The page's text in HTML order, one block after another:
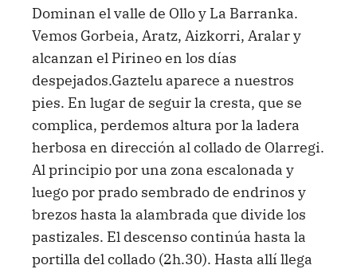
Dominan el valle de Ollo y La Barranka.
Vemos Gorbeia, Aratz, Aizkorri, Aralar y
alcanzan el Pirineo en los días
despejados.Gaztelu aparece a nuestros
pies. En lugar de seguir la cresta, que se
complica, perdemos altura por la ladera
herbosa en dirección al collado de Olarregi.
Al principio por una zona escalonada y
luego por prado sembrado de endrinos y
brezos hasta la alambrada que divide los
pastizales. El descenso continúa hasta la
portilla del collado (2h.30). Hasta allí llega